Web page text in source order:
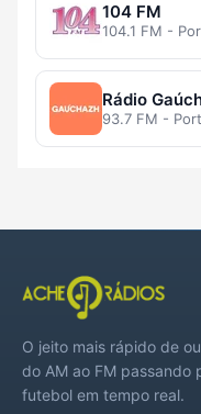
104 FM
104.1 FM -
Rádio
93.7 FM -
O jeito mais rápido de
do AM ao FM passando
futebol em tempo real.